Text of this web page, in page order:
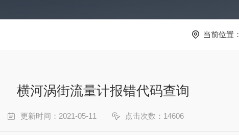
当前位置：
横河涡街流量计报错代码查询
更新时间：2021-05-11 点击次数：14606